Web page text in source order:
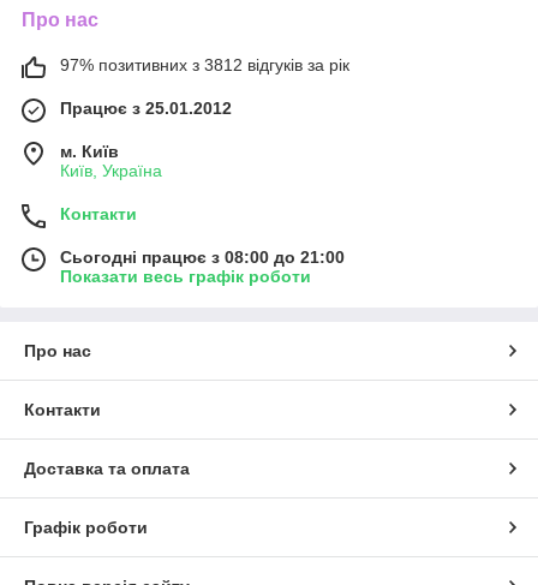
Про нас
97% позитивних з 3812 відгуків за рік
Працює з 25.01.2012
м. Київ
Київ, Україна
Контакти
Сьогодні працює з 08:00 до 21:00
Показати весь графік роботи
Про нас
Контакти
Доставка та оплата
Графік роботи